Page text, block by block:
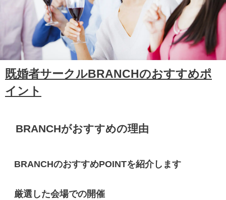
既婚者サークルBRANCHのおすすめポ
イント
BRANCHがおすすめの理由
BRANCHのおすすめPOINTを紹介します
厳選した会場での開催